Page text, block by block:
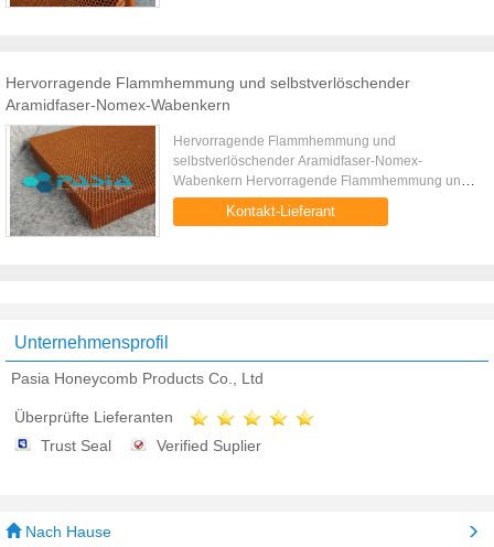
Hervorragende Flammhemmung und selbstverlöschender
Aramidfaser-Nomex-Wabenkern
Hervorragende Flammhemmung und
selbstverlöschender Aramidfaser-Nomex-
Wabenkern Hervorragende Flammhemmung und
selbstverlöschender Aramidfaser-Nomex-
Wabenkern ist eine Verstärkungsschicht für ein
Kontakt-Lieferant
Unternehmensprofil
Pasia Honeycomb Products Co., Ltd
Überprüfte Lieferanten
Trust Seal
Verified Suplier
Nach Hause